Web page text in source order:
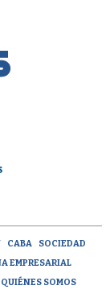
CABA
SOCIEDAD
EMPRESARIAL
QUIÉNES SOMOS